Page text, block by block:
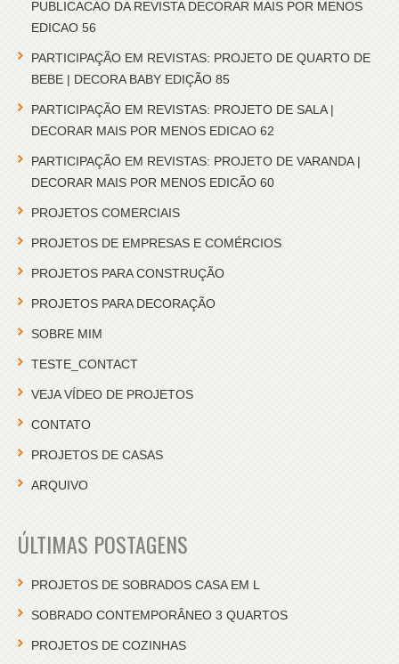
PUBLICACAO DA REVISTA DECORAR MAIS POR MENOS
EDICAO 56
PARTICIPAÇÃO EM REVISTAS: PROJETO DE QUARTO DE
BEBE | DECORA BABY EDIÇÃO 85
PARTICIPAÇÃO EM REVISTAS: PROJETO DE SALA |
DECORAR MAIS POR MENOS EDICAO 62
PARTICIPAÇÃO EM REVISTAS: PROJETO DE VARANDA |
DECORAR MAIS POR MENOS EDICÃO 60
PROJETOS COMERCIAIS
PROJETOS DE EMPRESAS E COMÉRCIOS
PROJETOS PARA CONSTRUÇÃO
PROJETOS PARA DECORAÇÃO
SOBRE MIM
TESTE_CONTACT
VEJA VÍDEO DE PROJETOS
CONTATO
PROJETOS DE CASAS
ARQUIVO
ÚLTIMAS POSTAGENS
PROJETOS DE SOBRADOS CASA EM L
SOBRADO CONTEMPORÂNEO 3 QUARTOS
PROJETOS DE COZINHAS